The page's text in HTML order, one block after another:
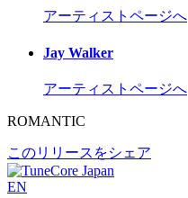
アーティストページへ
Jay Walker
アーティストページへ
ROMANTIC
このリリースをシェア
EN